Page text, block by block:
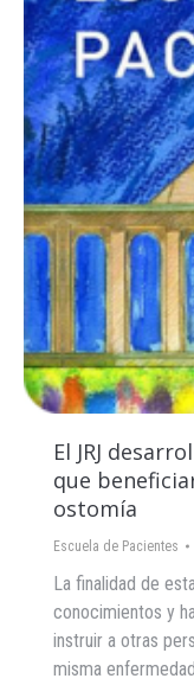
El JRJ
que
ostomía
Escuela de Pacientes
La finalidad de
conocimientos y
instruir a otras
misma